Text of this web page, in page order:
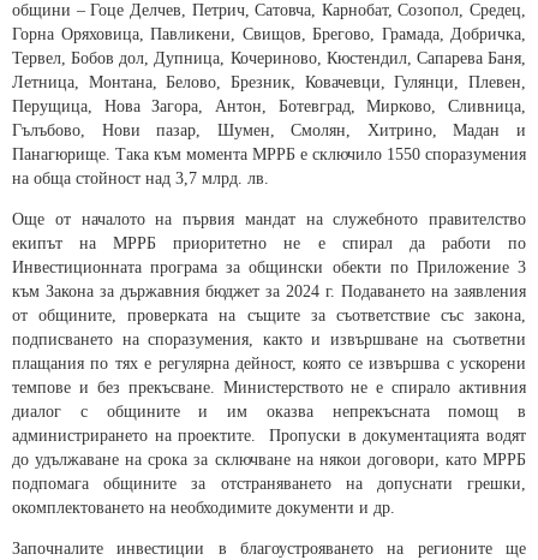
общини – Гоце Делчев, Петрич, Сатовча, Карнобат, Созопол, Средец,
Горна Оряховица, Павликени, Свищов, Брегово, Грамада, Добричка,
Тервел, Бобов дол, Дупница, Кочериново, Кюстендил, Сапарева Баня,
Летница, Монтана, Белово, Брезник, Ковачевци, Гулянци, Плевен,
Перущица, Нова Загора, Антон, Ботевград, Мирково, Сливница,
Гълъбово, Нови пазар, Шумен, Смолян, Хитрино, Мадан и
Панагюрище. Така към момента МРРБ е сключило 1550 споразумения
на обща стойност над 3,7 млрд. лв.
Още от началото на първия мандат на служебното правителство
екипът на МРРБ приоритетно не е спирал да работи по
Инвестиционната програма за общински обекти по Приложение 3
към Закона за държавния бюджет за 2024 г. Подаването на заявления
от общините, проверката на същите за съответствие със закона,
подписването на споразумения, както и извършване на съответни
плащания по тях е регулярна дейност, която се извършва с ускорени
темпове и без прекъсване. Министерството не е спирало активния
диалог с общините и им оказва непрекъсната помощ в
администрирането на проектите. Пропуски в документацията водят
до удължаване на срока за сключване на някои договори, като МРРБ
подпомага общините за отстраняването на допуснати грешки,
окомплектоването на необходимите документи и др.
Започналите инвестиции в благоустрояването на регионите ще